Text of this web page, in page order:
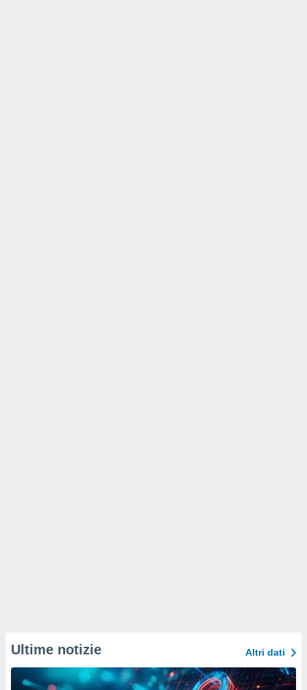
Ultime notizie Altri dati